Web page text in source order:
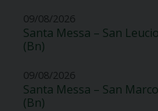
09/08/2026
Santa Messa – San
(Bn)
09/08/2026
Santa Messa – San
(Bn)